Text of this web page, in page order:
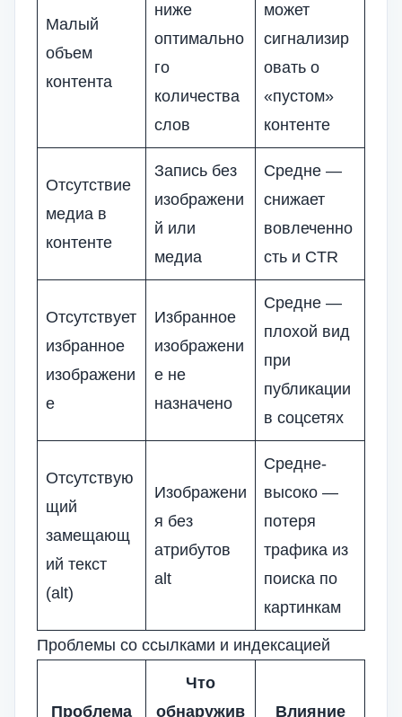
Малый
объем
контента
ниже
оптимально
го
количества
слов
может
сигнализир
овать о
«пустом»
контенте
Отсутствие
медиа в
контенте
Запись без
изображени
й или
медиа
Средне —
снижает
вовлеченно
сть и CTR
Отсутствует
избранное
изображени
е
Избранное
изображени
е не
назначено
Средне —
плохой вид
при
публикации
в соцсетях
Отсутствую
щий
замещающ
ий текст
(alt)
Изображени
я без
атрибутов
alt
Средне-
высоко —
потеря
трафика из
поиска по
картинкам
Проблемы со ссылками и индексацией
Проблема
Что
обнаружив
Влияние